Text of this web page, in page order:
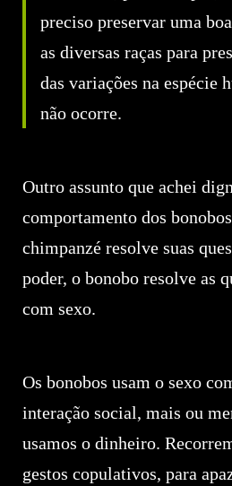
preciso preservar uma
as diversas raças para
das variações na espécie
não ocorre.
Outro assunto que achei
comportamento dos
chimpanzé resolve suas
poder, o bonobo resolve as
com sexo.
Os bonobos usam o sexo
interação social, mais ou
usamos o dinheiro.
gestos copulativos, para